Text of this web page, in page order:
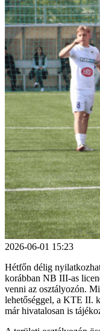
2026-06-01 15:23
Hétfőn délig
korábban NB III-as
venni az osztályozón.
lehetőséggel, a KTE II.
már hivatalosan is